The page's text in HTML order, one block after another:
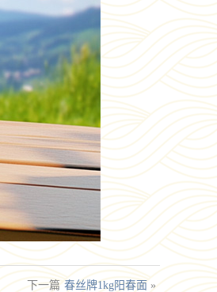
下一篇 春丝牌1kg阳春面 »